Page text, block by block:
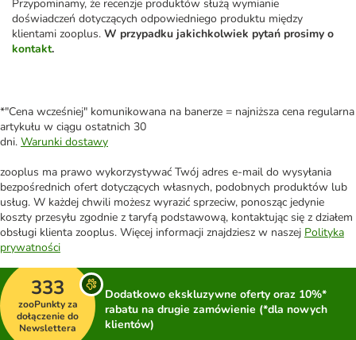
Przypominamy, że recenzje produktów służą wymianie
doświadczeń dotyczących odpowiedniego produktu między
klientami zooplus. W przypadku jakichkolwiek pytań prosimy o
kontakt.
*"Cena wcześniej" komunikowana na banerze = najniższa cena regularna
artykułu w ciągu ostatnich 30
dni. Warunki dostawy
zooplus ma prawo wykorzystywać Twój adres e-mail do wysyłania
bezpośrednich ofert dotyczących własnych, podobnych produktów lub
usług. W każdej chwili możesz wyrazić sprzeciw, ponosząc jedynie
koszty przesyłu zgodnie z taryfą podstawową, kontaktując się z działem
obsługi klienta zooplus. Więcej informacji znajdziesz w naszej Polityka
prywatności
333
zooPunkty za
dołączenie do
Newslettera
Dodatkowo ekskluzywne oferty oraz 10%*
rabatu na drugie zamówienie (*dla nowych
klientów)